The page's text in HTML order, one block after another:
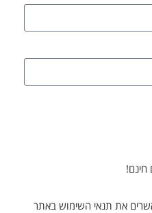
חינם!
את תנאי השימוש באתר